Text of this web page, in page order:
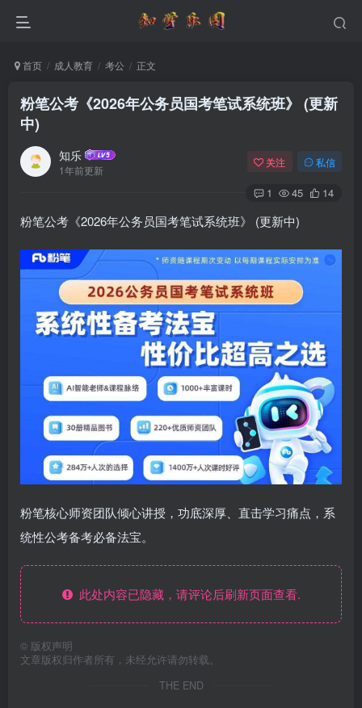
首页 成人教育 考公 正文
粉笔公考《2026年公务员国考笔试系统班》 (更新
中)
知乐
1年前更新
关注 私信
1 45 14
粉笔公考《2026年公务员国考笔试系统班》 (更新中)
粉笔核心师资团队倾心讲授，功底深厚、直击学习痛点，系
统性公考备考必备法宝。
此处内容已隐藏，请评论后刷新页面查看.
© 版权声明
文章版权归作者所有，未经允许请勿转载。
THE END